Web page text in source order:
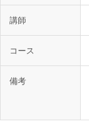
講師
コース
備考